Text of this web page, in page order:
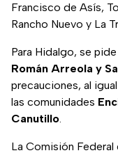
Francisco de Asís,
Rancho Nuevo y La
Para Hidalgo, se
Román Arreola y
precauciones, al
las comunidades
Canutillo.
La Comisión